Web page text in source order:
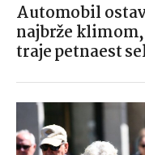
Automobil
najbrže
traje petnaest